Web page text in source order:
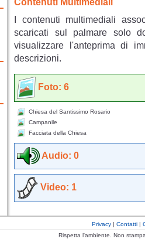
I contenuti multimediali
scaricati sul palmare solo
visualizzare l'anteprima di
descrizioni.
Foto: 6
Chiesa del Santissimo Rosario
Campanile
Facciata della Chiesa
Audio: 0
Video: 1
Privacy| Contatti|
Rispetta l'ambiente. Non